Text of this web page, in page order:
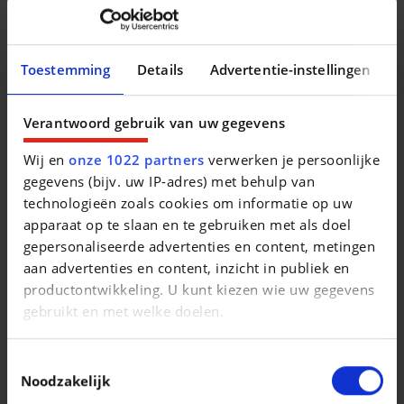
Toestemming Details Advertentie-instellingen
Verantwoord gebruik van uw gegevens
Wij enonze 1022 partners verwerken je persoonlijke
gegevens (bijv. uw IP-adres) met behulp van
technologieën zoals cookies om informatie op uw
apparaat op te slaan en te gebruiken met als doel
gepersonaliseerde advertenties en content, metingen
aan advertenties en content, inzicht in publiek en
productontwikkeling. U kunt kiezen wie uw gegevens
gebruikt en met welke doelen.
Informatie verzamelen over uw geografische
Noodzakelijk
Plus de 100 véhicules en stock : www.auto-lux.eu
Retrouvez nous aussi sur Facebook : Auto Lux Tournai
----
Pour plus de facilité contactez-nous via Whatsapp au :
- 0472/74.07.14
- 0484/43.71.67